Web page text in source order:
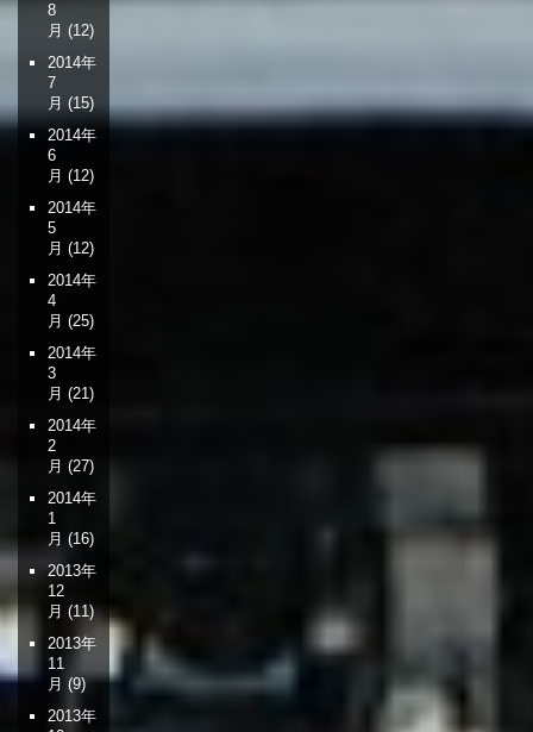
8
月 (12)
2014年
7
月 (15)
2014年
6
月 (12)
2014年
5
月 (12)
2014年
4
月 (25)
2014年
3
月 (21)
2014年
2
月 (27)
2014年
1
月 (16)
2013年
12
月 (11)
2013年
11
月 (9)
2013年